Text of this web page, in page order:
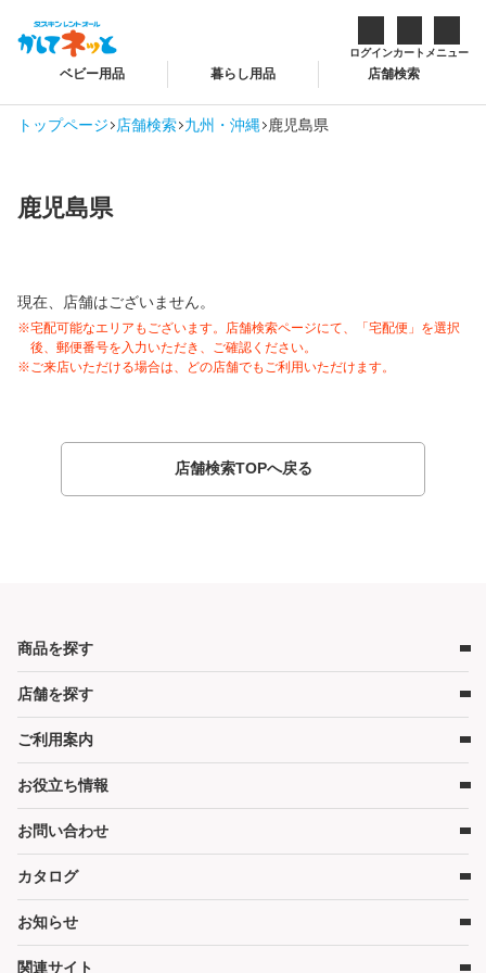
ログインカート メニュー
ベビー用品 暮らし用品 店舗検索
トップページ 店舗検索 九州・沖縄 鹿児島県
鹿児島県
現在、店舗はございません。
宅配可能なエリアもございます。店舗検索ページにて、「宅配便」を選択
後、郵便番号を入力いただき、ご確認ください。
ご来店いただける場合は、どの店舗でもご利用いただけます。
店舗検索TOPへ戻る
商品を探す
ベビー用品
ベビーベッド
ベビーマットレス・ベビー布団
チャイルドシート
ハイローチェア・ベビーチェア
スケール・バス
お部屋・安全用品
暮らし用品
店舗を探す
店舗検索
ご利用案内
レンタルの流れ
受取り方法と送料
在庫表示について
各種割引特典について
予約キャンセルについて
お役立ち情報
キャンペーン
コラム
お問い合わせ
お問い合わせ
カタログ
カタログ請求
カタログPDF［2026年度版］（11MB）
お知らせ
かしてネッとからのお知らせ
関連サイト